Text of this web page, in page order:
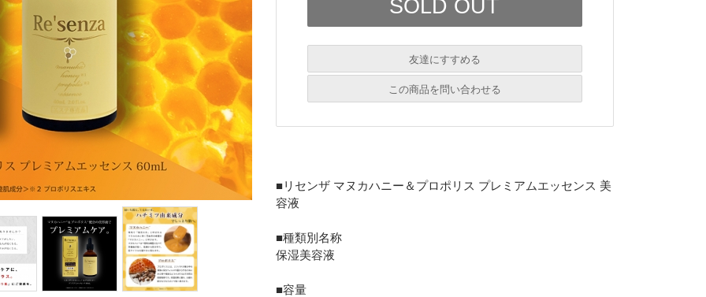
友達にすすめる
必須
この商品を問い合わせる
■リセンザ マヌカハニー＆プロポリス プレミアムエッセンス 美
容液
■種類別名称
保湿美容液
■容量